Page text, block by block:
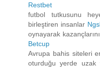
Restbet
futbol tutkusunu
birleştiren insanlar
oynayarak
Betcup
Avrupa bahis siteleri
oturduğu yerde uzak